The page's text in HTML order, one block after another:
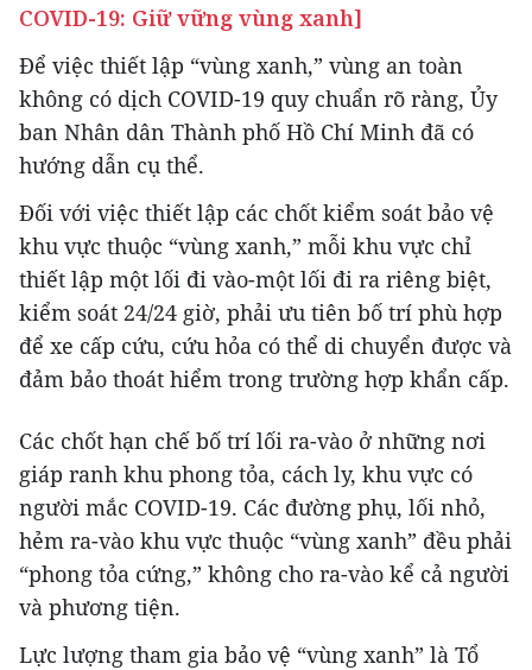
COVID-19: Giữ vững vùng xanh]
Để việc thiết lập “vùng xanh,” vùng an toàn
không có dịch COVID-19 quy chuẩn rõ ràng, Ủy
ban Nhân dân Thành phố Hồ Chí Minh đã có
hướng dẫn cụ thể.
Đối với việc thiết lập các chốt kiểm soát bảo vệ
khu vực thuộc “vùng xanh,” mỗi khu vực chỉ
thiết lập một lối đi vào-một lối đi ra riêng biệt,
kiểm soát 24/24 giờ, phải ưu tiên bố trí phù hợp
để xe cấp cứu, cứu hỏa có thể di chuyển được và
đảm bảo thoát hiểm trong trường hợp khẩn cấp.
Các chốt hạn chế bố trí lối ra-vào ở những nơi
giáp ranh khu phong tỏa, cách ly, khu vực có
người mắc COVID-19. Các đường phụ, lối nhỏ,
hẻm ra-vào khu vực thuộc “vùng xanh” đều phải
“phong tỏa cứng,” không cho ra-vào kể cả người
và phương tiện.
Lực lượng tham gia bảo vệ “vùng xanh” là Tổ